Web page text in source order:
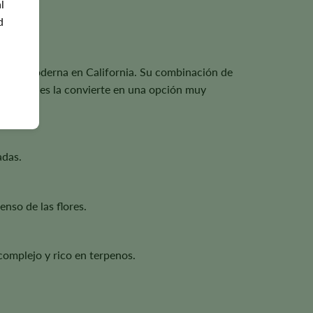
moderna en California. Su combinación de
la convierte en una opción muy
de las flores.
y rico en terpenos.